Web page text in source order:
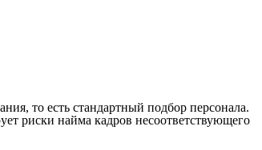
то есть стандартный подбор персонала.
риски найма кадров несоответствующего